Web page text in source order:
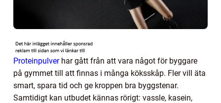
Proteinpulverhar gått från att vara något för byggare
på gymmet till att finnas i många köksskåp. Fler vill äta
smart, spara tid och ge kroppen bra byggstenar.
Samtidigt kan utbudet kännas rörigt: vassle, kasein,